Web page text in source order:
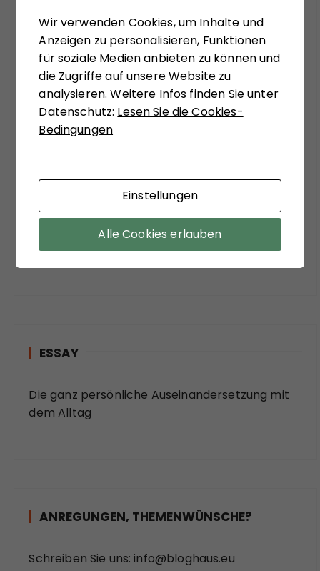
sein, bekannte Diskurslinien zu verlassen, sich,
systemtheoretisch inspiriert, zu ungewohnten
Sichtweisen anregen zu lassen. Matthias
Schulze-Böing schreibt in seinem Buch-Tipp
von einem "kühnem Entwurf eines
gesellschaftstheoretisch fundierten Konzepts
zu einem neuen Verständnis des politischen
Extremismus." Sein Fazit versöhnt mit viel
soziologischer Theorie der Moderne:
"Zuzustimmen ist aber auf jeden Fall bei dem
Befund, dass ein funktionierender Staat, sozialer
Ausgleich und stabile Institutionen die
wirksamsten Mittel sind, der Verführungskraft
des Extremismus entgegenzuwirken."
ESSAY
Die ganz persönliche Auseinandersetzung mit
dem Alltag
ANREGUNGEN, THEMENWÜNSCHE?
Schreiben Sie uns: info@bloghaus.eu
Wir verwenden Cookies, um Inhalte und
Anzeigen zu personalisieren, Funktionen
für soziale Medien anbieten zu können und
die Zugriffe auf unsere Website zu
analysieren. Weitere Infos finden Sie unter
Datenschutz: Lesen Sie die Cookies-
Bedingungen
Einstellungen
Alle Cookies erlauben